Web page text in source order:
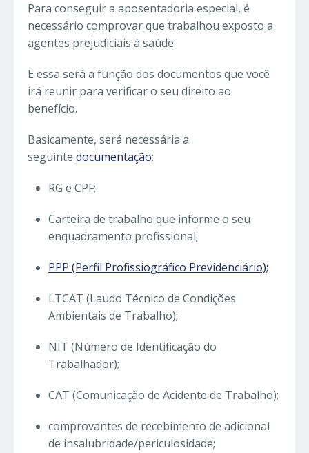
Para conseguir a aposentadoria especial, é
necessário comprovar que trabalhou exposto a
agentes prejudiciais à saúde.
E essa será a função dos documentos que você
irá reunir para verificar o seu direito ao
benefício.
Basicamente, será necessária a
seguinte documentação:
RG e CPF;
Carteira de trabalho que informe o seu
enquadramento profissional;
PPP (Perfil Profissiográfico Previdenciário);
LTCAT (Laudo Técnico de Condições
Ambientais de Trabalho);
NIT (Número de Identificação do
Trabalhador);
CAT (Comunicação de Acidente de Trabalho);
comprovantes de recebimento de adicional
de insalubridade/periculosidade;